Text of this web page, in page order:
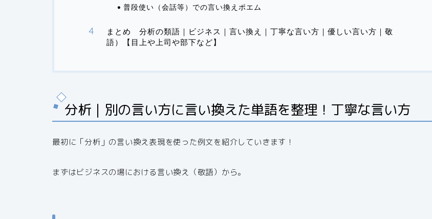
普段使い（会話等）での言い換えポエム
まとめ 分析の類語｜ビジネス｜言い換え｜丁寧な言い方｜優しい言い方｜敬
語）【目上や上司や部下など】
分析｜別の言い方に言い換えた単語を整理！丁寧な言い方
最初に「分析」の言い換え表現を使った例文を紹介していきます！
まずはビジネスの場における言い換え（敬語）から。